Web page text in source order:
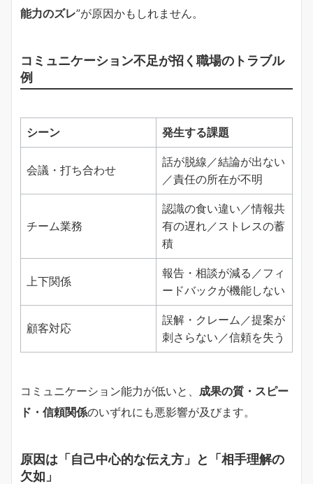
能力のズレ”が原因かもしれません。
コミュニケーション不足が招く職場のトラブル
例
シーン 発生する課題
会議・打ち合わせ
話が脱線／結論が出ない
／責任の所在が不明
チーム業務
認識の食い違い／情報共
有の遅れ／ストレスの蓄
積
上下関係
報告・相談が減る／フィ
ードバックが機能しない
顧客対応
誤解・クレーム／提案が
刺さらない／信頼を失う
コミュニケーション能力が低いと、 成果の質・スピー
ド・信頼関係のいずれにも悪影響が及びます。
原因は「自己中心的な伝え方」と「相手理解の
欠如」